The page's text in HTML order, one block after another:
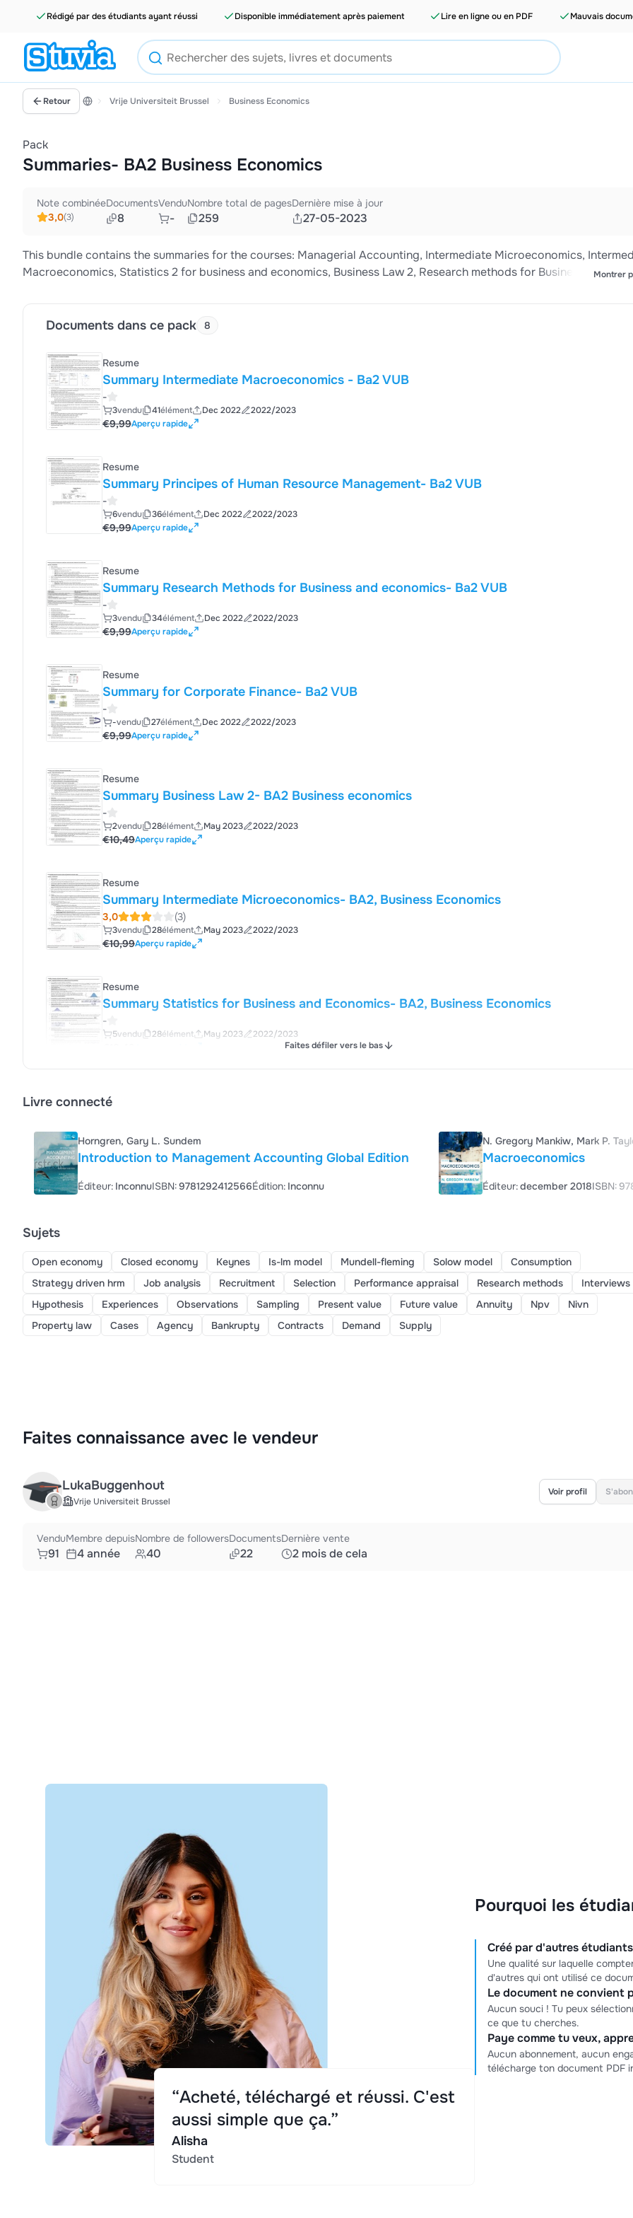
Rédigé par des étudiants ayant réussi Disponible immédiatement après paiement Lire en ligne ou en PDF Mauvais
Retour Vrije Universiteit Brussel Business Economics
Pack
Summaries- BA2 Business Economics
Note combinée
3,0(3)
Documents
8
Vendu
-
Nombre total de pages
259
Dernière mise à jour
27-05-2023
This bundle contains the summaries for the courses: Managerial Accounting, Intermediate Microeconomics,
Macroeconomics, Statistics 2 for business and economics, Business Law 2, Research methods for Business andMontrer
Documents dans ce pack 8
Resume
Summary Intermediate Macroeconomics - Ba2 VUB
-
3vendu 41élément Dec 2022 2022/2023
€9,99Aperçu rapide
Resume
Summary Principes of Human Resource Management- Ba2 VUB
-
6vendu 36élément Dec 2022 2022/2023
€9,99Aperçu rapide
Resume
Summary Research Methods for Business and economics- Ba2 VUB
-
3vendu 34élément Dec 2022 2022/2023
€9,99Aperçu rapide
Resume
Summary for Corporate Finance- Ba2 VUB
-
-vendu 27élément Dec 2022 2022/2023
€9,99Aperçu rapide
Resume
Summary Business Law 2- BA2 Business economics
-
2vendu 28élément May 2023 2022/2023
€10,49Aperçu rapide
Resume
Summary Intermediate Microeconomics- BA2, Business Economics
3,0 (3)
3vendu 28élément May 2023 2022/2023
€10,99Aperçu rapide
Resume
Summary Statistics for Business and Economics- BA2, Business Economics
-
5vendu 28élément May 2023 2022/2023
Summary Managerial Accounting- BA2, Business Economics
1vendu 37 élément
€10,49Aperçu rapide
Faites défiler vers le bas
Livre connecté
Horngren, Gary L. Sundem
Introduction to Management Accounting Global Edition
Éditeur: InconnuISBN:9781292412566Édition: Inconnu
N. Gregory Mankiw, Mark P.
Macroeconomics
Éditeur:december 2018ISBN:
Sujets
Open economy Closed economy Keynes Is-lm model Mundell-fleming Solow model
Consumption
Strategy driven hrm
Job analysis Recruitment Selection Performance appraisal Research methods
Interviews
Hypothesis
Experiences Observations Sampling Present value Future value Annuity Npv
Nivn
Property law
Cases Agency Bankrupty Contracts Demand Supply
Faites connaissance avec le vendeur
LukaBuggenhout
Vrije Universiteit Brussel
Voir profil
Vendu
91
Membre depuis
4 année
Nombre de followers
40
Documents
22
Dernière vente
2 mois de cela
Pourquoi les
Créé par d'autres
Une qualité sur laquelle
d'autres qui ont utilisé ce
Le document ne convient
Aucun souci ! Tu peux
ce que tu cherches.
Paye comme tu veux,
Aucun abonnement, aucun
télécharge ton document PDF
“Acheté, téléchargé et réussi. C'est
aussi simple que ça.”
Alisha
Student